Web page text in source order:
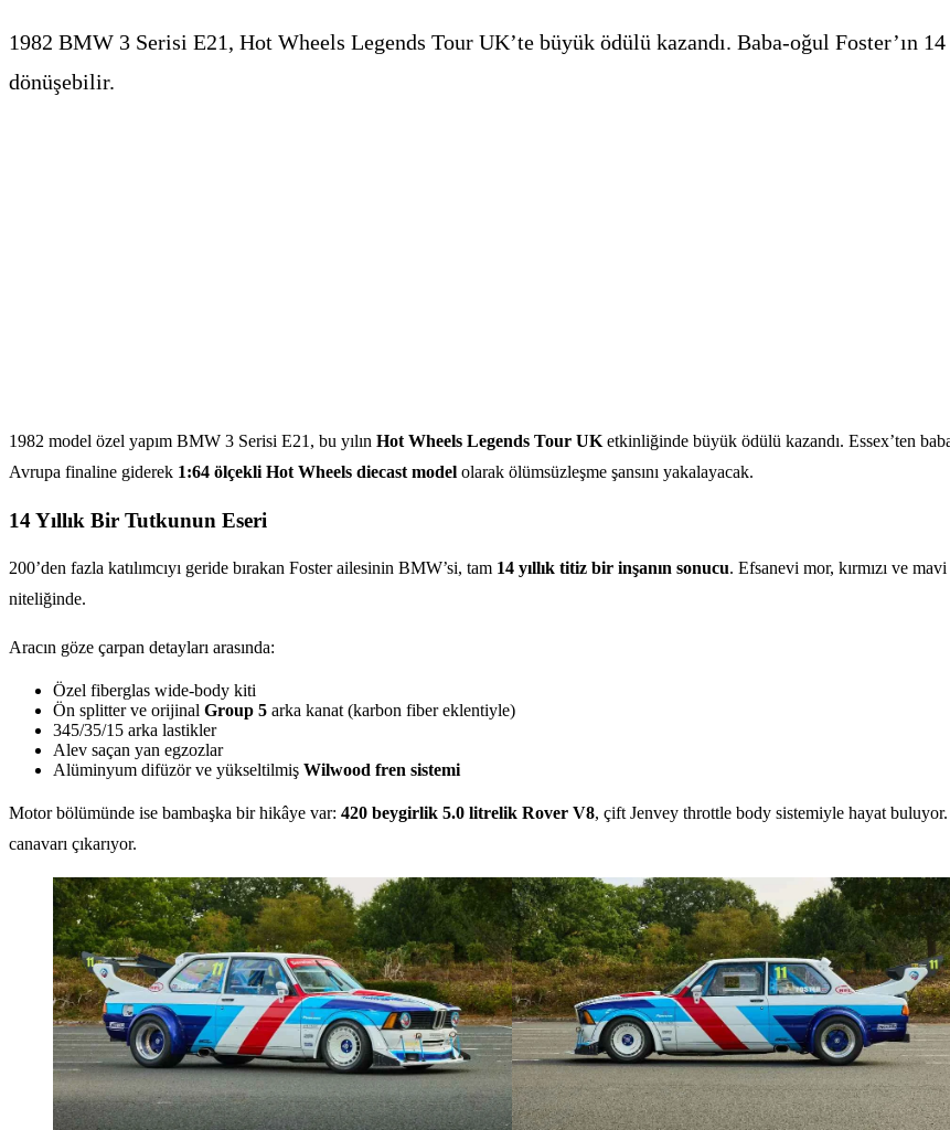
1982 BMW 3 Serisi E21, Hot Wheels Legends Tour UK’te büyük ödülü kazandı. Baba-oğul Foster’ın
dönüşebilir.
1982 model özel yapım BMW 3 Serisi E21, bu yılın Hot Wheels Legends Tour UK etkinliğinde büyük ödülü kazandı. Essex’ten
Avrupa finaline giderek 1:64 ölçekli Hot Wheels diecast model olarak ölümsüzleşme şansını yakalayacak.
14 Yıllık Bir Tutkunun Eseri
200’den fazla katılımcıyı geride bırakan Foster ailesinin BMW’si, tam 14 yıllık titiz bir inşanın sonucu. Efsanevi mor, kırmızı ve
niteliğinde.
Aracın göze çarpan detayları arasında:
Özel fiberglas wide-body kiti
Ön splitter ve orijinal Group 5 arka kanat (karbon fiber eklentiyle)
345/35/15 arka lastikler
Alev saçan yan egzozlar
Alüminyum difüzör ve yükseltilmiş Wilwood fren sistemi
Motor bölümünde ise bambaşka bir hikâye var: 420 beygirlik 5.0 litrelik Rover V8, çift Jenvey throttle body sistemiyle hayat buluyor.
canavarı çıkarıyor.